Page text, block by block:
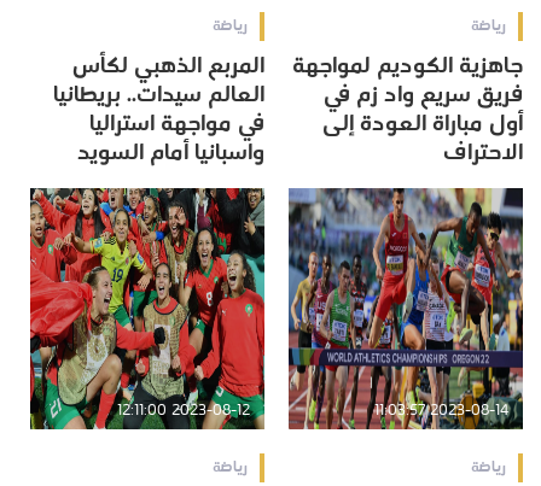
رياضة
جاهزية الكوديم لمواجهة
فريق سريع واد زم في
أول مباراة العودة إلى
الاحتراف
رياضة
المربع الذهبي لكأس
العالم سيدات.. بريطانيا
في مواجهة استراليا
واسبانيا أمام السويد
2023-08-14 11:03:57
رياضة
2023-08-12 12:11:00
رياضة